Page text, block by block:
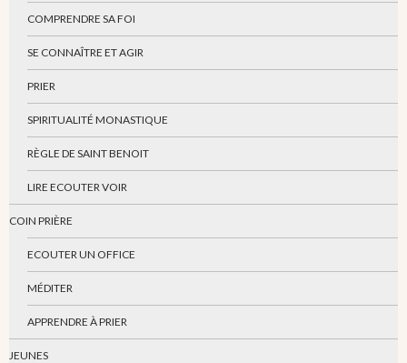
COMPRENDRE SA FOI
SE CONNAÎTRE ET AGIR
PRIER
SPIRITUALITÉ MONASTIQUE
RÈGLE DE SAINT BENOIT
LIRE ECOUTER VOIR
COIN PRIÈRE
ECOUTER UN OFFICE
MÉDITER
APPRENDRE À PRIER
JEUNES